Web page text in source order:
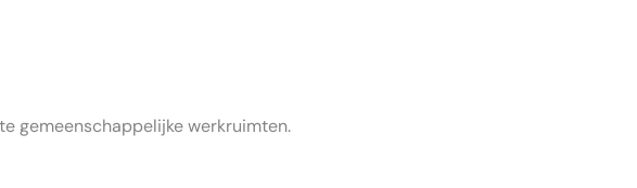
gemeenschappelijke werkruimten.